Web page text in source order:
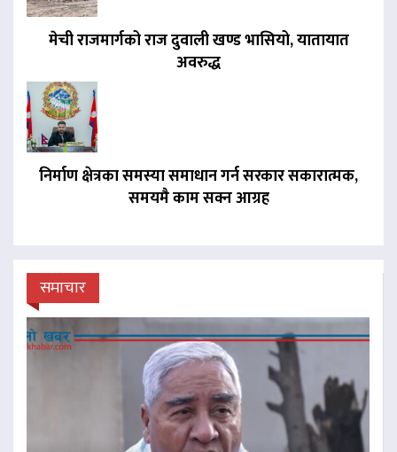
मेची राजमार्गको राज दुवाली खण्ड भासियो, यातायात
अवरुद्ध
निर्माण क्षेत्रका समस्या समाधान गर्न सरकार सकारात्मक,
समयमै काम सक्न आग्रह
समाचार